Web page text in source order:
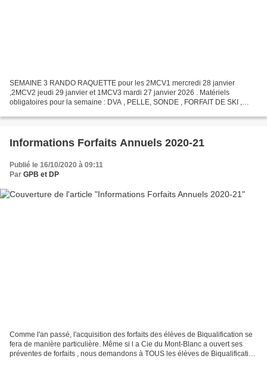
SEMAINE 3 RANDO RAQUETTE pour les 2MCV1 mercredi 28 janvier
,2MCV2 jeudi 29 janvier et 1MCV3 mardi 27 janvier 2026 . Matériels
obligatoires pour la semaine : DVA , PELLE, SONDE , FORFAIT DE SKI ,
Informations Forfaits Annuels 2020-21
Publié le 16/10/2020 à 09:11
Par GPB et DP
Comme l'an passé, l'acquisition des forfaits des élèves de Biqualification se
fera de manière particulière. Même si l a Cie du Mont-Blanc a ouvert ses
préventes de forfaits , nous demandons à TOUS les élèves de Biqualification